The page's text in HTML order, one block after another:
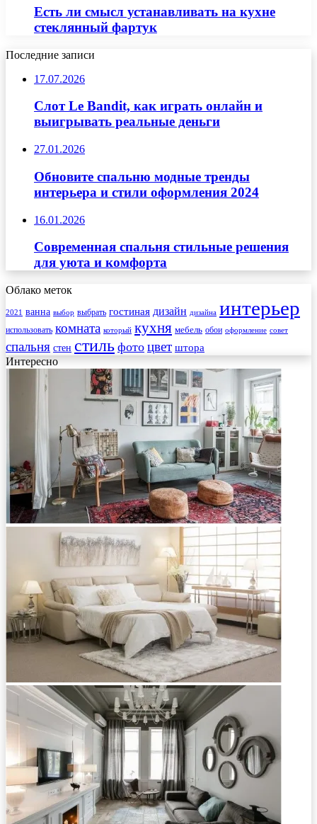
Есть ли смысл устанавливать на кухне
стеклянный фартук
Последние записи
17.07.2026
Слот Le Bandit, как играть онлайн и
выигрывать реальные деньги
27.01.2026
Обновите спальню модные тренды
интерьера и стили оформления 2024
16.01.2026
Современная спальня стильные решения
для уюта и комфорта
Облако меток
2021 ванна выбор выбрать гостиная дизайн дизайна интерьер
использовать комната который кухня мебель обои оформление совет
спальня стен стиль фото цвет штора
Интересно